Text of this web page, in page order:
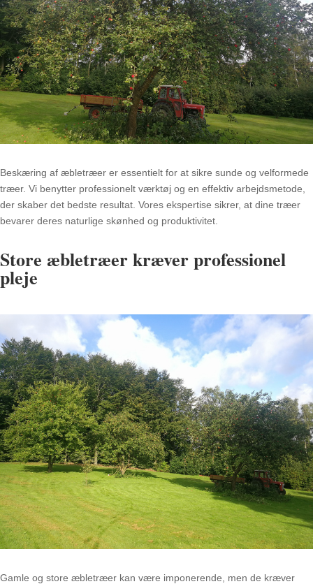
Beskæring af æbletræer er essentielt for at sikre sunde og velformede
træer. Vi benytter professionelt værktøj og en effektiv arbejdsmetode,
der skaber det bedste resultat. Vores ekspertise sikrer, at dine træer
bevarer deres naturlige skønhed og produktivitet.
Store æbletræer kræver professionel
pleje
Gamle og store æbletræer kan være imponerende, men de kræver